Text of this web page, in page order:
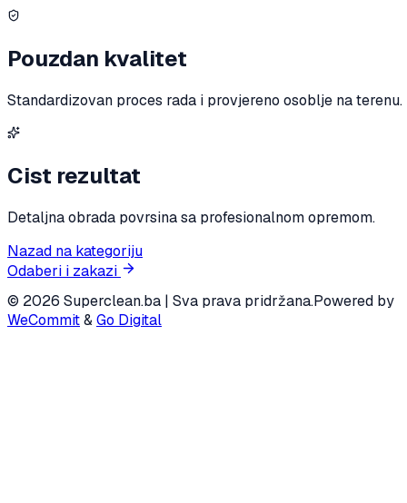
Pouzdan kvalitet
Standardizovan proces rada i provjereno osoblje na terenu.
Cist rezultat
Detaljna obrada povrsina sa profesionalnom opremom.
Nazad na kategoriju
Odaberi i zakazi
© 2026 Superclean.ba | Sva prava pridržana.Powered by
WeCommit&Go Digital